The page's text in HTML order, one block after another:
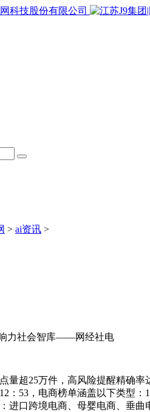
> ai资讯 >
响力社会智库——网经社电
超25万件，高风险提醒精确率
：53，电商榜单涵盖以下类型
进口跨境电商、母婴电商、垂